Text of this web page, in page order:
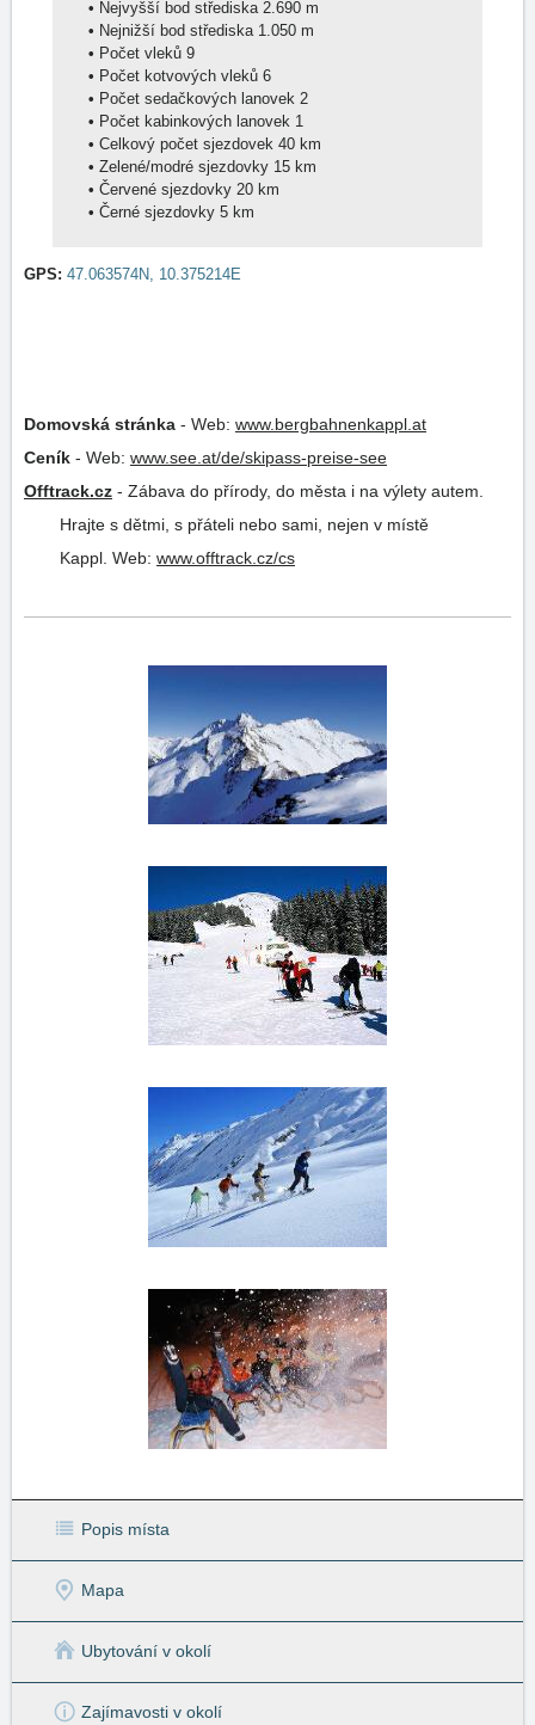
•
Nejvyšší bod střediska 2.690 m
•
Nejnižší bod střediska 1.050 m
•
Počet vleků 9
•
Počet kotvových vleků 6
•
Počet sedačkových lanovek 2
•
Počet kabinkových lanovek 1
•
Celkový počet sjezdovek 40 km
•
Zelené/modré sjezdovky 15 km
•
Červené sjezdovky 20 km
•
Černé sjezdovky 5 km
GPS: 47.063574N, 10.375214E
Domovská stránka - Web: www.bergbahnenkappl.at
Ceník - Web: www.see.at/de/skipass-preise-see
Offtrack.cz - Zábava do přírody, do města i na výlety autem.
Hrajte s dětmi, s přáteli nebo sami, nejen v místě
Kappl. Web: www.offtrack.cz/cs
Popis místa
Mapa
Ubytování v okolí
Zajímavosti v okolí